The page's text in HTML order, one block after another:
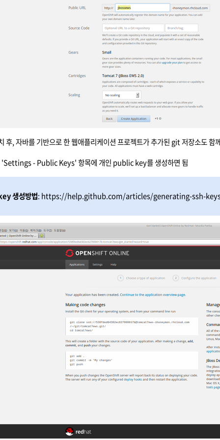
, 자바를 기반으로 한 웹애플리케이션 프로젝트가 추가된 git 저장소도 함
'Settings - Public Keys' 항목에 개인 public key를 생성하면 됨
생성방법: https://help.github.com/articles/generating-ssh-